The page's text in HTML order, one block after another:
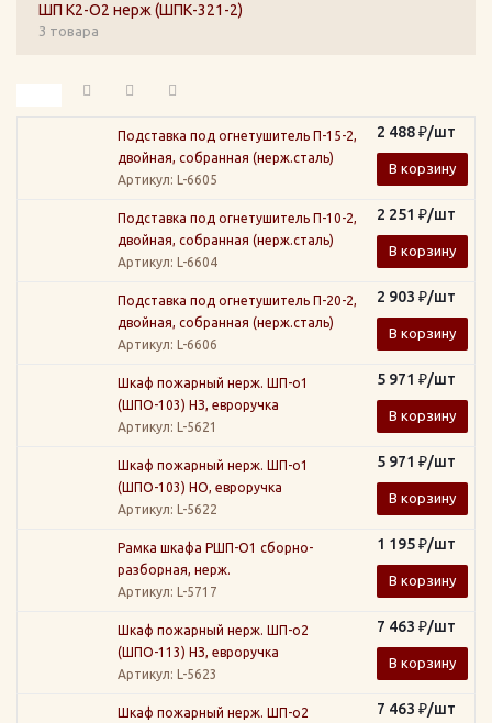
ШП К2-О2 нерж (ШПК-321-2)
3 товара
Подставка под огнетушитель П-15-2,
двойная, собранная (нерж.сталь)
Артикул: L-6605
2 488₽/шт
В корзину
Подставка под огнетушитель П-10-2,
двойная, собранная (нерж.сталь)
Артикул: L-6604
2 251 ₽/шт
В корзину
Подставка под огнетушитель П-20-2,
двойная, собранная (нерж.сталь)
Артикул: L-6606
2 903 ₽/шт
В корзину
Шкаф пожарный нерж. ШП-о1
(ШПО-103) НЗ, евроручка
Артикул: L-5621
5 971 ₽/шт
В корзину
Шкаф пожарный нерж. ШП-о1
(ШПО-103) НО, евроручка
Артикул: L-5622
5 971 ₽/шт
В корзину
Рамка шкафа РШП-О1 сборно-
разборная, нерж.
Артикул: L-5717
1 195₽/шт
В корзину
Шкаф пожарный нерж. ШП-о2
(ШПО-113) НЗ, евроручка
Артикул: L-5623
7 463 ₽/шт
В корзину
Шкаф пожарный нерж. ШП-о2
7 463 ₽/шт